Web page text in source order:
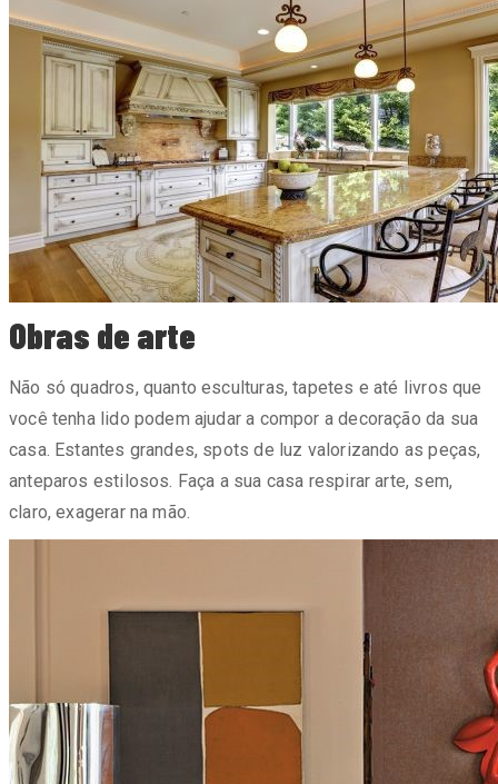
Obras de arte
Não só quadros, quanto esculturas, tapetes e até livros que
você tenha lido podem ajudar a compor a decoração da sua
casa. Estantes grandes, spots de luz valorizando as peças,
anteparos estilosos. Faça a sua casa respirar arte, sem,
claro, exagerar na mão.